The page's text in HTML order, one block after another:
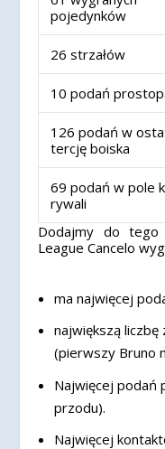
pojedynków
26 strzałów
10 podań
126 podań w
tercję boiska
69 podań w pole
rywali
Dodajmy do
League Cancelo
ma najwięcej
największą
(pierwszy Bruno
Najwięcej podań
przodu).
Najwięcej